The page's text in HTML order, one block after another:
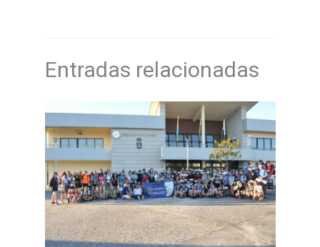
Entradas relacionadas